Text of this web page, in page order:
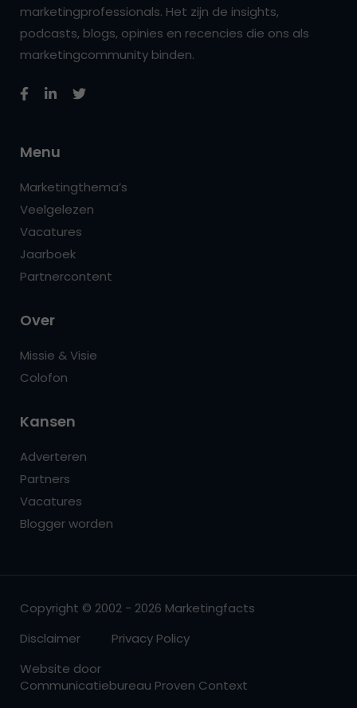
marketingprofessionals. Het zijn de insights,
podcasts, blogs, opinies en recencies die ons als
marketingcommunity binden.
Menu
Marketingthema’s
Veelgelezen
Vacatures
Jaarboek
Partnercontent
Over
Missie & Visie
Colofon
Kansen
Adverteren
Partners
Vacatures
Blogger worden
Copyright © 2002 - 2026 Marketingfacts
Disclaimer
Privacy Policy
Website door
Communicatiebureau Proven Context